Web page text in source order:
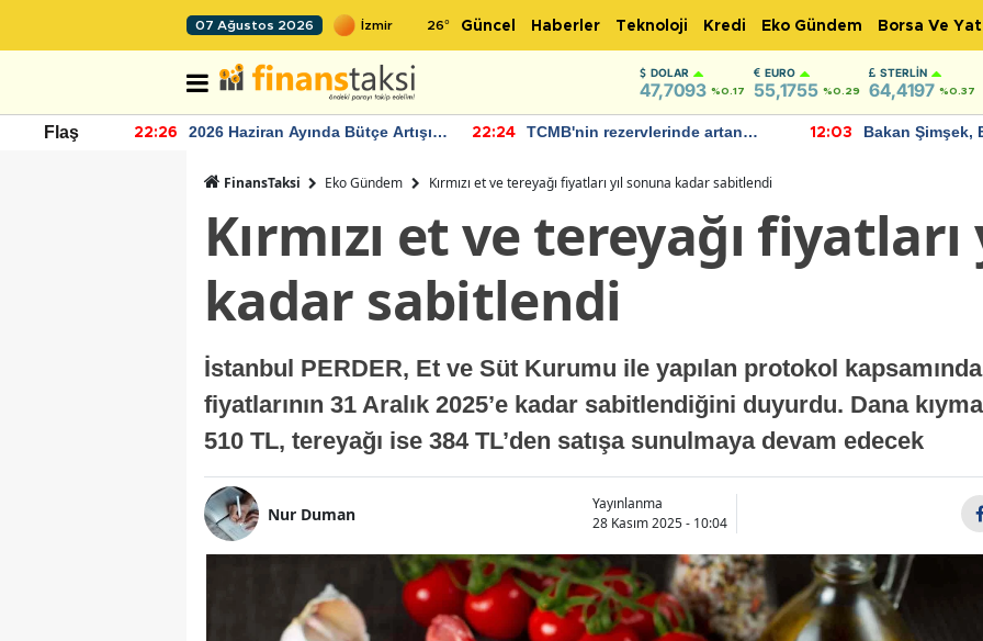
07 Ağustos 2026 26° Güncel Haberler Teknoloji Kredi Eko Gündem Borsa Ve
DOLAR
47,7093 %0.17
EURO
55,1755 %0.29
STERLIN
64,4197 %0.37
Flaş 22:26
2026 Haziran Ayında Bütçe Artışı
22:24
TCMB'nin rezervlerinde artan
12:03
Bakan Şimşek,
FinansTaksi Eko Gündem Kırmızı et ve tereyağı fiyatları yıl sonuna kadar sabitlendi
Kırmızı et ve tereyağı
kadar sabitlendi
İstanbul PERDER, Et ve Süt Kurumu ile yapılan protokol kapsamında
fiyatlarının 31 Aralık 2025’e kadar sabitlendiğini duyurdu. Dana
510 TL, tereyağı ise 384 TL’den satışa sunulmaya devam edecek
Nur Duman
Yayınlanma
28 Kasım 2025 - 10:04